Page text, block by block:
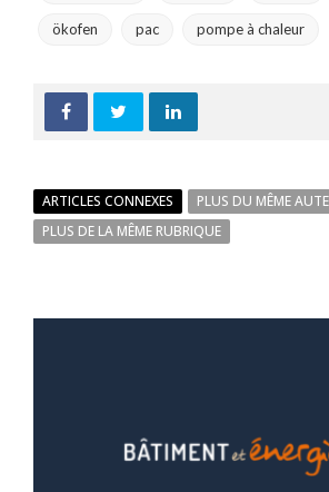
ökofen pac pompe à chaleur
ARTICLES CONNEXES
PLUS DU MÊME
PLUS DE LA MÊME RUBRIQUE